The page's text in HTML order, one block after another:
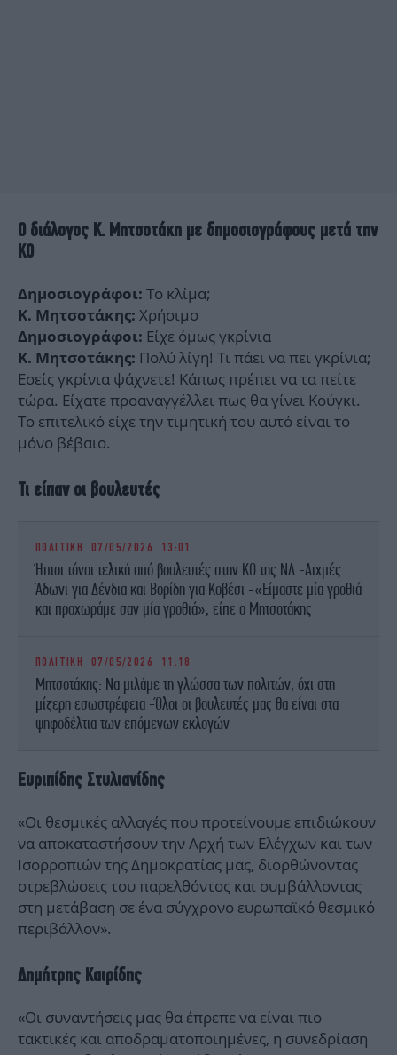
Ο διάλογος Κ. Μητσοτάκη με δημοσιογράφους μετά την
ΚΟ
Δημοσιογράφοι: Το κλίμα;
Κ. Μητσοτάκης: Χρήσιμο
Δημοσιογράφοι: Είχε όμως γκρίνια
Κ. Μητσοτάκης: Πολύ λίγη! Τι πάει να πει γκρίνια;
Εσείς γκρίνια ψάχνετε! Κάπως πρέπει να τα πείτε
τώρα. Είχατε προαναγγέλλει πως θα γίνει Κούγκι.
Το επιτελικό είχε την τιμητική του αυτό είναι το
μόνο βέβαιο.
Τι είπαν οι βουλευτές
ΠΟΛΙΤΙΚΗ 07/05/2026 13:01
Ήπιοι τόνοι τελικά από βουλευτές στην ΚΟ της ΝΔ -Αιχμές
Άδωνι για Δένδια και Βορίδη για Κοβέσι -«Είμαστε μία γροθιά
και προχωράμε σαν μία γροθιά», είπε ο Μητσοτάκης
ΠΟΛΙΤΙΚΗ 07/05/2026 11:18
Μητσοτάκης: Να μιλάμε τη γλώσσα των πολιτών, όχι στη
μίζερη εσωστρέφεια -Όλοι οι βουλευτές μας θα είναι στα
ψηφοδέλτια των επόμενων εκλογών
Ευριπίδης Στυλιανίδης
«Οι θεσμικές αλλαγές που προτείνουμε επιδιώκουν
να αποκαταστήσουν την Αρχή των Ελέγχων και των
Ισορροπιών της Δημοκρατίας μας, διορθώνοντας
στρεβλώσεις του παρελθόντος και συμβάλλοντας
στη μετάβαση σε ένα σύγχρονο ευρωπαϊκό θεσμικό
περιβάλλον».
Δημήτρης Καιρίδης
«Οι συναντήσεις μας θα έπρεπε να είναι πιο
τακτικές και αποδραματοποιημένες, η συνεδρίαση